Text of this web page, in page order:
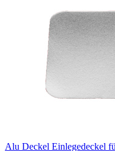
Alu Deckel Einlegedeckel